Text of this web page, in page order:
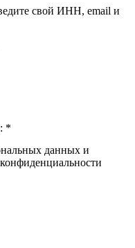
свой ИНН, email и
*
данных и